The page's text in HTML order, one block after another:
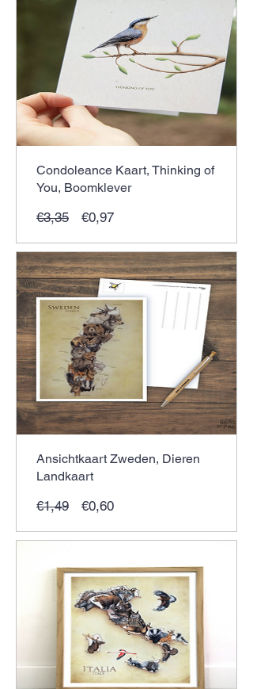
Condoleance Kaart, Thinking of
You, Boomklever
€3,35
Normale
€0,97Verkoopprijs
Ansichtkaart Zweden, Dieren
Landkaart
€1,49
Normale
€0,60Verkoopprijs